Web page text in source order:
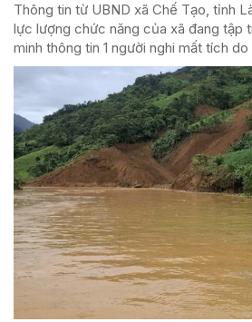
Thông tin từ UBND xã Chế Tạo, tỉnh
lực lượng chức năng của xã đang tập
minh thông tin 1 người nghi mất tích